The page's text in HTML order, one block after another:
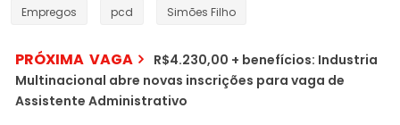
Empregos pcd Simões Filho
PRÓXIMA VAGA
R$4.230,00 + benefícios: Industria
Multinacional abre novas inscrições para vaga de
Assistente Administrativo